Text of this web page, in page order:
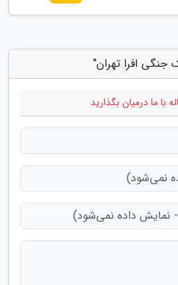
جنگی افرا تهران"
با ما درمیان بگذارید